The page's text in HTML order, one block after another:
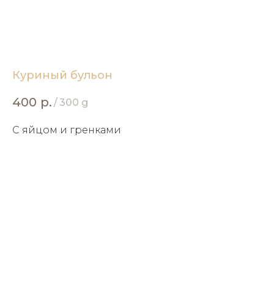
Куриный бульон
400 р. /300 g
С яйцом и гренками